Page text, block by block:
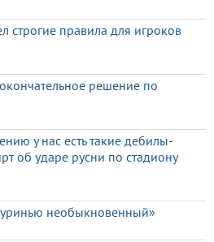
строгие правила для игроков
решение по
у нас есть такие дебилы-
об ударе русни по стадиону
необыкновенный»